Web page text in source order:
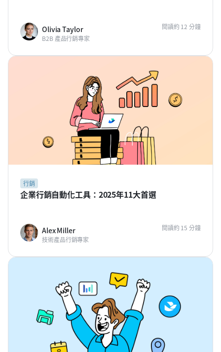
Olivia Taylor
B2B 產品行銷專家
閱讀約 12 分鐘
行銷
企業行銷自動化工具：2025年11大首選
Alex Miller
技術產品行銷專家
閱讀約 15 分鐘